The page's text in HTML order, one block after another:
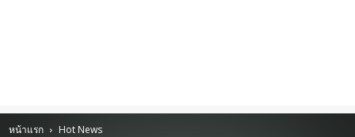
หน้าแรก Hot News